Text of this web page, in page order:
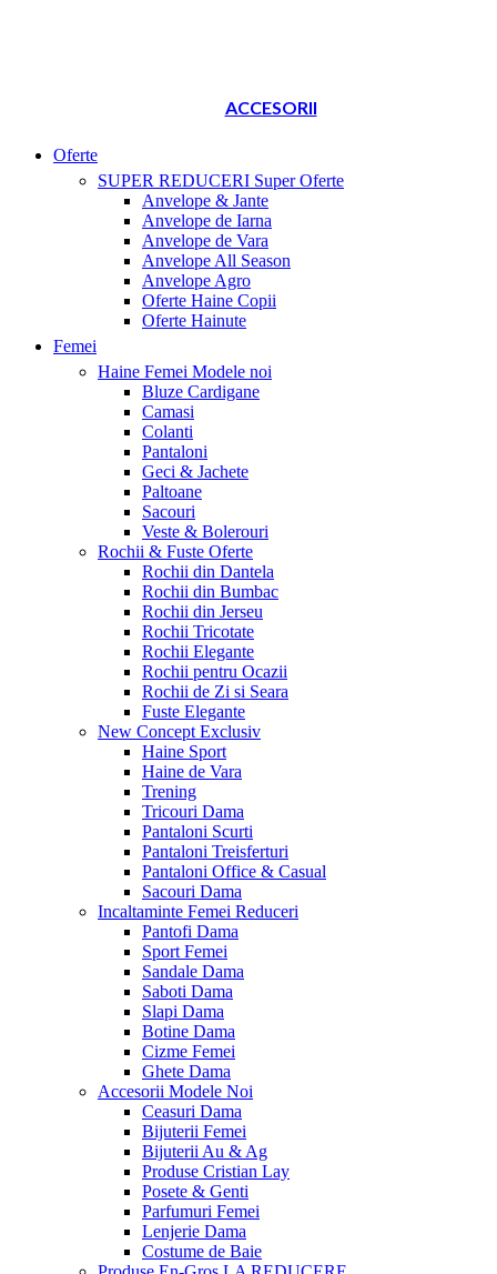
ACCESORII
Oferte
SUPER REDUCERI Super Oferte
Anvelope & Jante
Anvelope de Iarna
Anvelope de Vara
Anvelope All Season
Anvelope Agro
Oferte Haine Copii
Oferte Hainute
Femei
Haine Femei Modele noi
Bluze Cardigane
Camasi
Colanti
Pantaloni
Geci & Jachete
Paltoane
Sacouri
Veste & Bolerouri
Rochii & Fuste Oferte
Rochii din Dantela
Rochii din Bumbac
Rochii din Jerseu
Rochii Tricotate
Rochii Elegante
Rochii pentru Ocazii
Rochii de Zi si Seara
Fuste Elegante
New Concept Exclusiv
Haine Sport
Haine de Vara
Trening
Tricouri Dama
Pantaloni Scurti
Pantaloni Treisferturi
Pantaloni Office & Casual
Sacouri Dama
Incaltaminte Femei Reduceri
Pantofi Dama
Sport Femei
Sandale Dama
Saboti Dama
Slapi Dama
Botine Dama
Cizme Femei
Ghete Dama
Accesorii Modele Noi
Ceasuri Dama
Bijuterii Femei
Bijuterii Au & Ag
Produse Cristian Lay
Posete & Genti
Parfumuri Femei
Lenjerie Dama
Costume de Baie